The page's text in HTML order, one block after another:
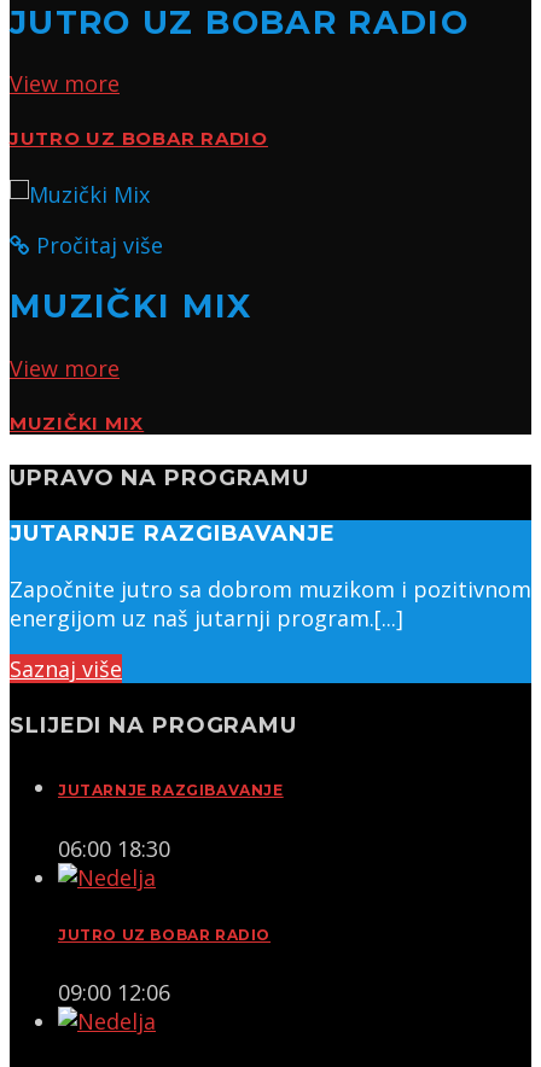
JUTRO UZ BOBAR RADIO
View more
JUTRO UZ BOBAR RADIO
Pročitaj više
MUZIČKI MIX
View more
MUZIČKI MIX
UPRAVO NA PROGRAMU
JUTARNJE RAZGIBAVANJE
Započnite jutro sa dobrom muzikom i pozitivnom
energijom uz naš jutarnji program.[...]
Saznaj više
SLIJEDI NA PROGRAMU
JUTARNJE RAZGIBAVANJE
06:00 18:30
JUTRO UZ BOBAR RADIO
09:00 12:06